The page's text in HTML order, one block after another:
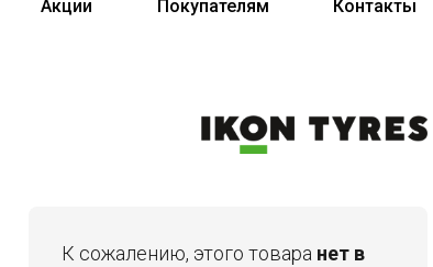
Акции Покупателям Контакты
К сожалению, этого товара нет в